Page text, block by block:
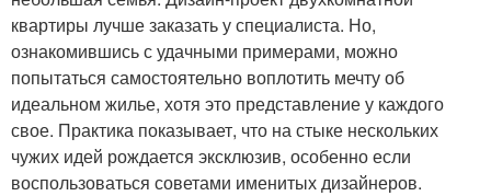
квартиры лучше заказать у специалиста. Но,
ознакомившись с удачными примерами, можно
попытаться самостоятельно воплотить мечту об
идеальном жилье, хотя это представление у каждого
свое. Практика показывает, что на стыке нескольких
чужих идей рождается эксклюзив, особенно если
воспользоваться советами именитых дизайнеров.